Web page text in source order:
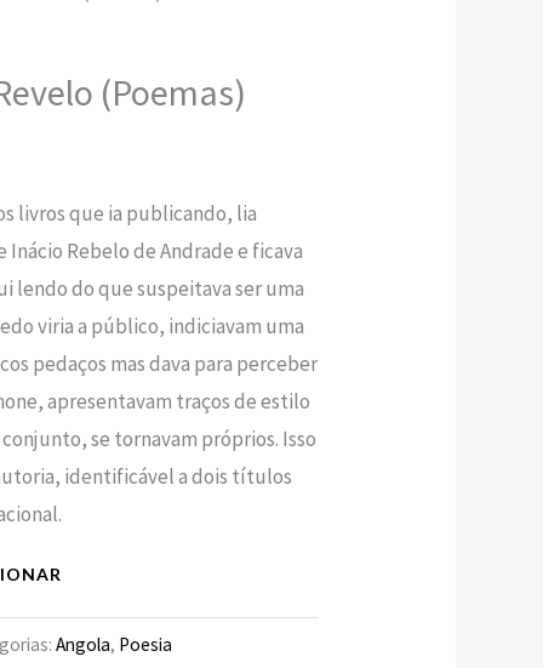
(Poemas)
livros que ia publicando, lia
Inácio Rebelo de Andrade e ficava
lendo do que suspeitava ser uma
viria a público, indiciavam uma
pedaços mas dava para perceber
apresentavam traços de estilo
se tornavam próprios. Isso
identificável a dois títulos
Angola, Poesia